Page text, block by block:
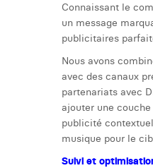
Connaissant le
un message
publicitaires
Nous avons
avec des canaux
partenariats avec
ajouter une
publicité
musique pour le
Suivi et